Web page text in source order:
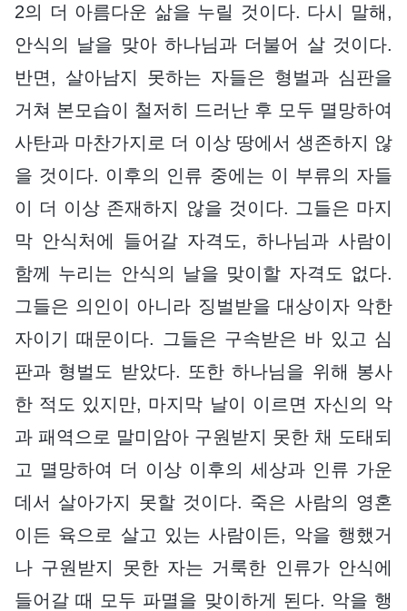
2의 더 아름다운 삶을 누릴 것이다. 다시 말해,
안식의 날을 맞아 하나님과 더불어 살 것이다.
반면, 살아남지 못하는 자들은 형벌과 심판을
거쳐 본모습이 철저히 드러난 후 모두 멸망하여
사탄과 마찬가지로 더 이상 땅에서 생존하지 않
을 것이다. 이후의 인류 중에는 이 부류의 자들
이 더 이상 존재하지 않을 것이다. 그들은 마지
막 안식처에 들어갈 자격도, 하나님과 사람이
함께 누리는 안식의 날을 맞이할 자격도 없다.
그들은 의인이 아니라 징벌받을 대상이자 악한
자이기 때문이다. 그들은 구속받은 바 있고 심
판과 형벌도 받았다. 또한 하나님을 위해 봉사
한 적도 있지만, 마지막 날이 이르면 자신의 악
과 패역으로 말미암아 구원받지 못한 채 도태되
고 멸망하여 더 이상 이후의 세상과 인류 가운
데서 살아가지 못할 것이다. 죽은 사람의 영혼
이든 육으로 살고 있는 사람이든, 악을 행했거
나 구원받지 못한 자는 거룩한 인류가 안식에
들어갈 때 모두 파멸을 맞이하게 된다. 악을 행